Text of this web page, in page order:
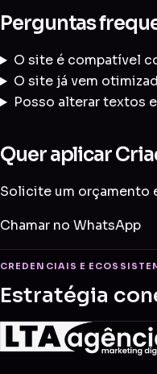
Perguntas
O site é compatível
O site já vem
Posso alterar textos
Quer aplicar
Solicite um orçamento
Chamar no WhatsApp
CREDENCIAIS E
Estratégia